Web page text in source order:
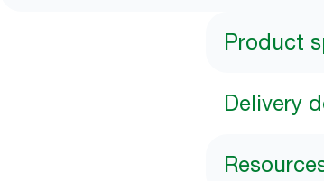
Product
Delivery